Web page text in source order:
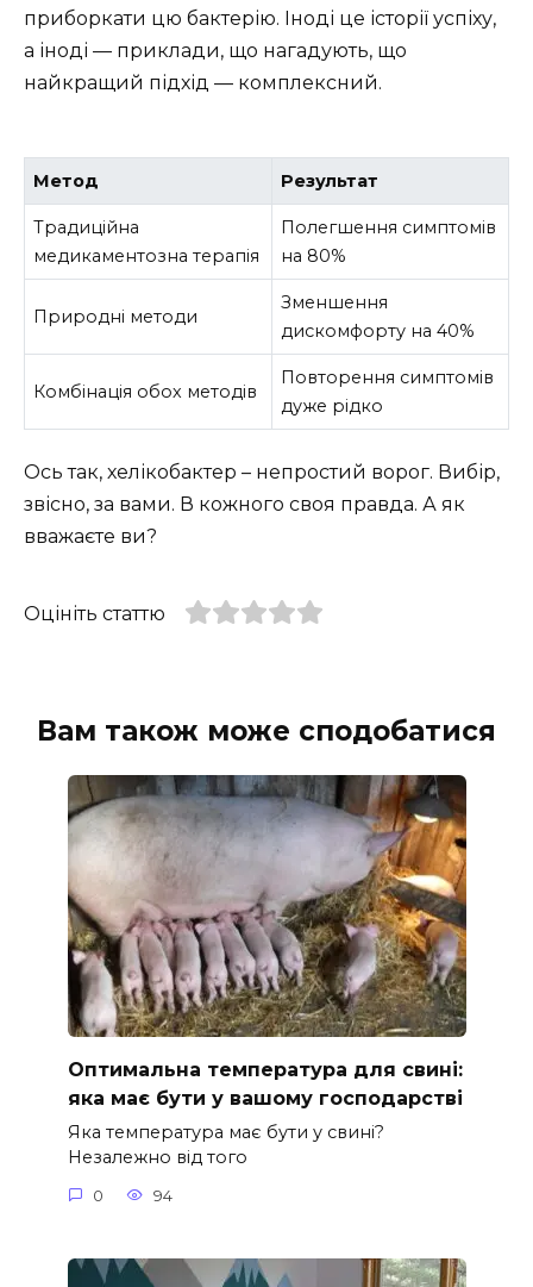
приборкати цю бактерію. Іноді це історії успіху,
а іноді — приклади, що нагадують, що
найкращий підхід — комплексний.
Метод Результат
Традиційна
медикаментозна терапія
Полегшення симптомів
на 80%
Природні методи
Зменшення
дискомфорту на 40%
Комбінація обох методів
Повторення симптомів
дуже рідко
Ось так, хелікобактер – непростий ворог. Вибір,
звісно, за вами. В кожного своя правда. А як
вважаєте ви?
Оцініть статтю
Вам також може сподобатися
Оптимальна температура для свині:
яка має бути у вашому господарстві
Яка температура має бути у свині?
Незалежно від того
0 94